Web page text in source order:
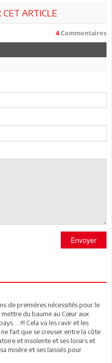
ARTICLE
4 Commentaires
Envoyer
de premières nécessités pour le
du baume au Cœur aux
Cela va les ravir et les
ne fait que se creuser entre la côte
et insolente et ses loisirs et
misère et ses laissés pour